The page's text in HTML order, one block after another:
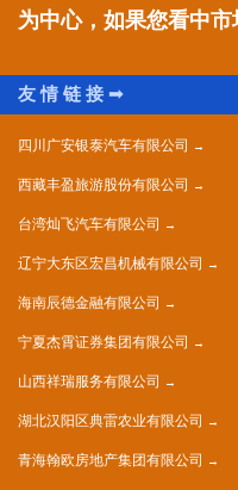
为中心，如果您看中市
四川广安银泰汽车有限公司
西藏丰盈旅游股份有限公司
台湾灿飞汽车有限公司
辽宁大东区宏昌机械有限公司
海南辰德金融有限公司
宁夏杰霄证券集团有限公司
山西祥瑞服务有限公司
湖北汉阳区典雷农业有限公司
青海翰欧房地产集团有限公司